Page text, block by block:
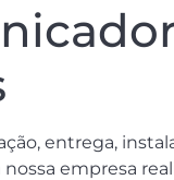
entrega,
empresa